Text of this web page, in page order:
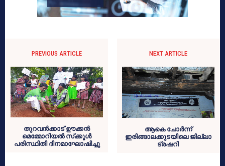
PREVIOUS ARTICLE
തുറവന്‍ക്കാട് ഊക്കന്‍
മെമ്മോറിയല്‍ സ്‌ക്കൂള്‍
പരിസ്ഥിതി ദിനമാഘോഷിച്ചു
NEXT ARTICLE
ആകെ ചോര്‍ന്ന്
ഇരിങ്ങാലക്കുടയിലെ ജില്ലാ
ട്രഷറി